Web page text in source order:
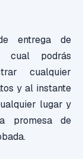
entrega de
cual podrás
cualquier
y al instante
lugar y
promesa de